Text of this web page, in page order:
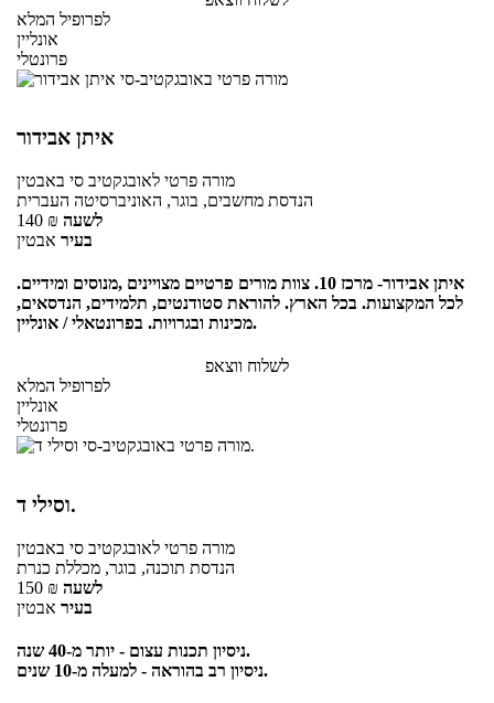
לפרופיל המלא
אונליין
פרונטלי
איתן אבידור
מורה פרטי לאובגקטיב סי באבטין
הנדסת מחשבים, בוגר, האוניברסיטה העברית
140 ₪ לשעה
בעיר אבטין
איתן אבידור- מרכז 10. צוות מורים פרטיים מצויינים ,מנוסים ומידיים.
לכל המקצועות. בכל הארץ. להוראת סטודנטים, תלמידים, הנדסאים,
מכינות ובגרויות. בפרונטאלי / אונליין.
לשלוח ווצאפ
לפרופיל המלא
אונליין
פרונטלי
וסילי ד.
מורה פרטי לאובגקטיב סי באבטין
הנדסת תוכנה, בוגר, מכללת כנרת
150 ₪ לשעה
בעיר אבטין
ניסיון תכנות עצום - יותר מ-40 שנה.
ניסיון רב בהוראה - למעלה מ-10 שנים.